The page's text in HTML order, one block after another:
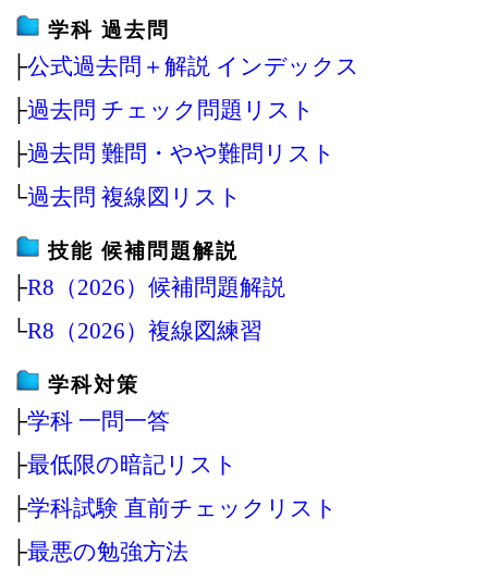
学科 過去問
├公式過去問＋解説 インデックス
├過去問 チェック問題リスト
├過去問 難問・やや難問リスト
└過去問 複線図リスト
技能 候補問題解説
├R8（2026）候補問題解説
└R8（2026）複線図練習
学科対策
├学科 一問一答
├最低限の暗記リスト
├学科試験 直前チェックリスト
├最悪の勉強方法